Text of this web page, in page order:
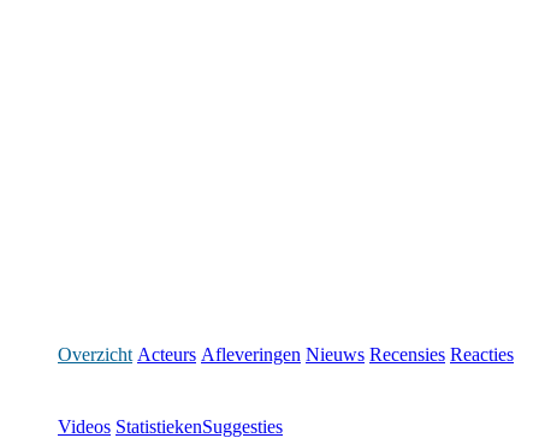
Overzicht Acteurs Afleveringen Nieuws Recensies Reacties
Videos StatistiekenSuggesties